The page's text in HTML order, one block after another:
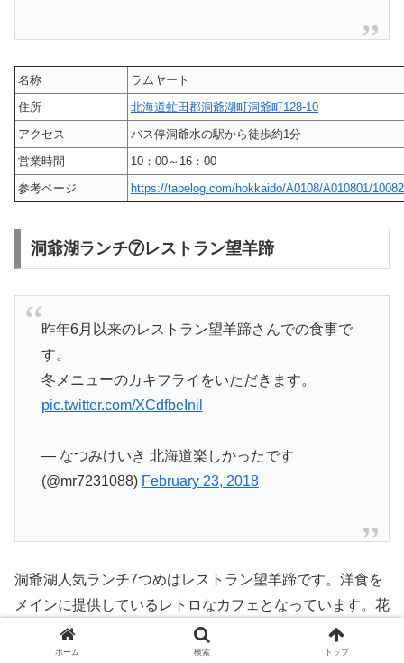
名称
ラムヤート
住所
北海道虻田郡洞爺湖町洞爺町128-10
アクセス
バス停洞爺水の駅から徒歩約1分
営業時間
10：00～16：00
参考ページ
https://tabelog.com/hokkaido/A0108/A010801/
洞爺湖ランチ⑦レストラン望羊蹄
昨年6月以来のレストラン望羊蹄さんでの食事で
す。
冬メニューのカキフライをいただきます。
pic.twitter.com/XCdfbeInil
— なつみけいき 北海道楽しかったです
(@mr7231088) February 23, 2018
洞爺湖人気ランチ7つめはレストラン望羊蹄です。洋食を
メインに提供しているレトロなカフェとなっています。花
壇に囲まれたお店の入り口は綺麗な花が咲いていることが
あり、夜にはライトアップされることもあります。夕暮れ
ホーム 検索 トップ